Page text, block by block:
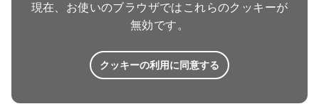
現在、お使いのブラウザではこれらのクッキーが
無効です。
クッキーの利用に同意する